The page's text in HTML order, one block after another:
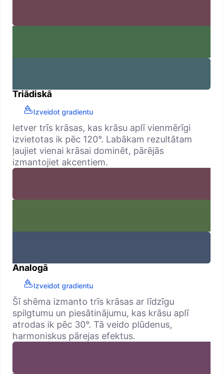
Triādiskā
Izveidot gradientu
Ietver trīs krāsas, kas krāsu aplī vienmērīgi
izvietotas ik pēc 120°. Labākam rezultātam
ļaujiet vienai krāsai dominēt, pārējās
izmantojiet akcentiem.
Analogā
Izveidot gradientu
Šī shēma izmanto trīs krāsas ar līdzīgu
spilgtumu un piesātinājumu, kas krāsu aplī
atrodas ik pēc 30°. Tā veido plūdenus,
harmoniskus pārejas efektus.